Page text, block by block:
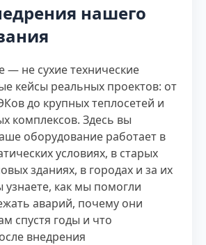
нашего
— не сухие технические
кейсы реальных проектов: от
до крупных теплосетей и
комплексов. Здесь вы
оборудование работает в
условиях, в старых
зданиях, в городах и за их
как мы помогли
аварий, почему они
спустя годы и что
внедрения